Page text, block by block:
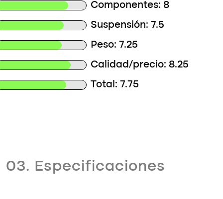
Componentes: 8
Suspensión: 7.5
Peso: 7.25
Calidad/precio: 8.25
Total: 7.75
03. Especificaciones